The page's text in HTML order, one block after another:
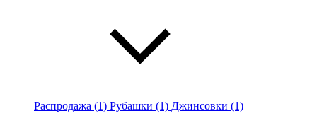
Распродажа (1) Рубашки (1) Джинсовки (1)